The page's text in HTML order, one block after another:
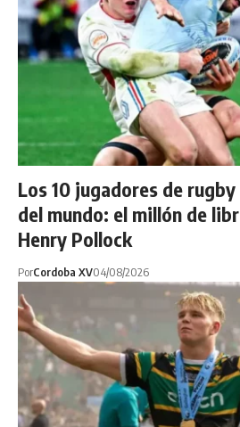
Los 10 jugadores de
del mundo: el millón de
Henry Pollock
PorCordoba XV04/08/2026